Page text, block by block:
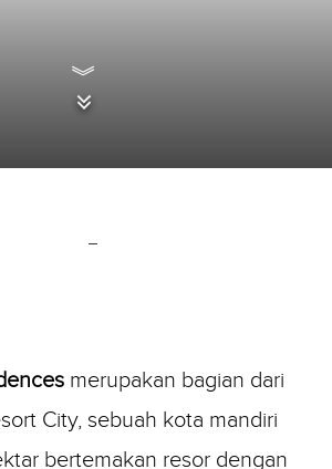
︾
merupakan bagian dari
City, sebuah kota mandiri
bertemakan resor dengan